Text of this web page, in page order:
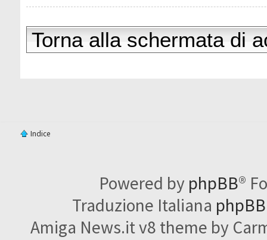
Torna alla schermata di
Indice
Powered by phpBB®
Traduzione Italiana
Amiga News.it v8 theme by